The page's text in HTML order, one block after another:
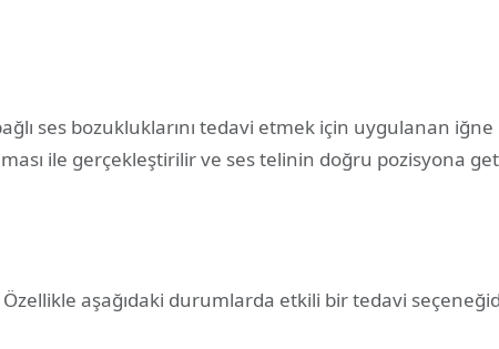
ses bozukluklarını tedavi etmek için uygulanan
ile gerçekleştirilir ve ses telinin doğru pozisyona
aşağıdaki durumlarda etkili bir tedavi